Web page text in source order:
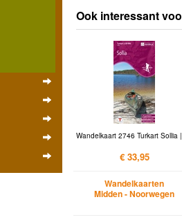
Ook interessant
Wandelkaart 2746 Turkart Sollia
€ 33,95
Wandelkaarten
Midden - Noorwegen